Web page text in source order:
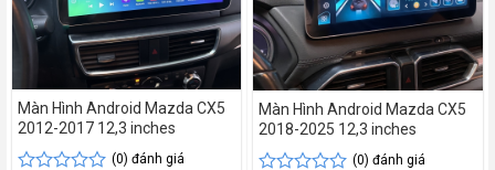
Màn Hình Android Mazda CX5
2012-2017 12,3 inches
(0) đánh giá
Màn Hình Android Mazda CX5
2018-2025 12,3 inches
(0) đánh giá